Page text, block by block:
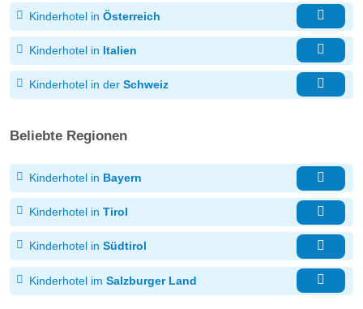
Kinderhotel in Österreich
Kinderhotel in Italien
Kinderhotel in der Schweiz
Beliebte Regionen
Kinderhotel in Bayern
Kinderhotel in Tirol
Kinderhotel in Südtirol
Kinderhotel im Salzburger Land